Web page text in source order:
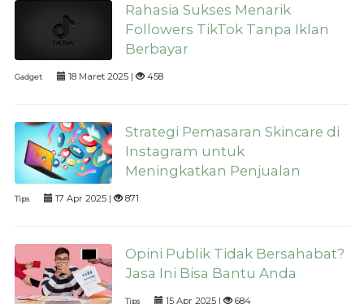
Rahasia Sukses Menarik
Followers TikTok Tanpa Iklan
Berbayar
Gadget 18 Maret 2025 | 458
Strategi Pemasaran Skincare di
Instagram untuk
Meningkatkan Penjualan
Tips 17 Apr 2025 | 871
Opini Publik Tidak Bersahabat?
Jasa Ini Bisa Bantu Anda
Tips 15 Apr 2025 | 684